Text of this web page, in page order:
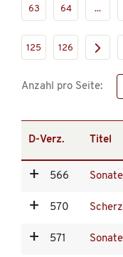
63 64 ...
125 126
Anzahl pro Seite:
D-Verz. Titel
566
570
571